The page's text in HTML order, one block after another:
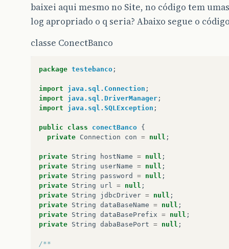
baixei aqui mesmo no Site, no código tem
log apropriado o q seria? Abaixo segue o
classe ConectBanco
package testebanco ;
import java.sql.Connection ;
import
java.sql.DriverManager ;
import
java.sql.SQLException ;
public class conectBanco {
private Connection con = null ;
private String hostName = null ;
private String userName = null ;
private String password = null ;
private String url = null ;
private String jdbcDriver = null ;
private String dataBaseName = null ;
private String dataBasePrefix = null ;
private String dabaBasePort = null ;
/**